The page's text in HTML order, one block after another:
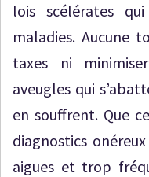
lois scélérates
maladies. Aucune
taxes ni
aveugles qui
en souffrent. Que
diagnostics
aigues et trop